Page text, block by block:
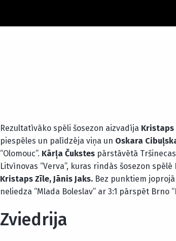
Rezultatīvāko spēli šosezon aizvadīja Kristaps
piespēles un palīdzēja viņa un Oskara
“Olomouc”. Kārļa Čukstes pārstāvētā
Litvīnovas “Verva”, kuras rindās šosezon
Kristaps Zīle, Jānis Jaks. Bez punktiem
neliedza “Mlada Boleslav” ar 3:1 pārspēt Brno
Zviedrija